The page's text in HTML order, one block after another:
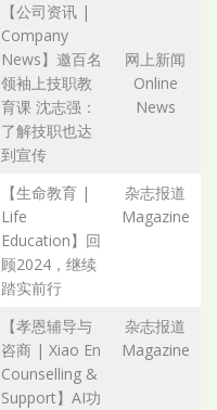
【公司资讯 |
Company
News】邀百名
领袖上技职教
育课 沈志强：
了解技职也达
到宣传
网上新闻
Online
News
【生命教育 |
Life
Education】回
顾2024，继续
踏实前行
杂志报道
Magazine
【孝恩辅导与
咨商 | Xiao En
Counselling &
Support】AI功
杂志报道
Magazine